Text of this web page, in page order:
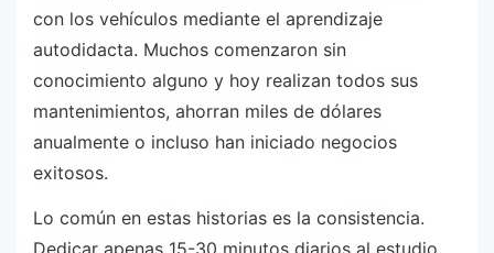
con los vehículos mediante el aprendizaje
autodidacta. Muchos comenzaron sin
conocimiento alguno y hoy realizan todos sus
mantenimientos, ahorran miles de dólares
anualmente o incluso han iniciado negocios
exitosos.
Lo común en estas historias es la consistencia.